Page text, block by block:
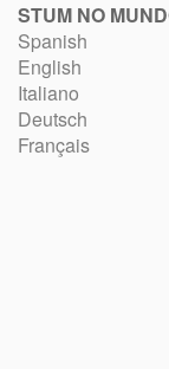
STUM NO
Spanish
English
Italiano
Deutsch
Français